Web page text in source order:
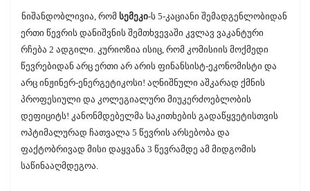
ნიშანდობლივია, რომ სემეკი-ს 5-კაციანი შემადგენლობიდან
ერთი წევრის დანიშვნის შემთხვევაში კვლავ ვაკანტური
რჩება 2 ადგილი. კურიოზია ისიც, რომ კომისიის მოქმედი
წევრებიდან არც ერთი არ არის ფინანსისტ-ეკონომისტი და
არც ინჟინერ-ენერგეტიკოსი! აღნიშნული აშკარად ქმნის
პროფესიული და კოლეგიალური მიუკერძოებლობის
დეფიციტს! კანონმდებელმა საკითხების გადაწყვეტისთვის
ოპტიმალურად ჩათვალა 5 წევრის არსებობა და
ფაქტობრივად მისი დაყვანა 3 წევრამდე ამ მიდგომის
საწინააღმდეგოა.